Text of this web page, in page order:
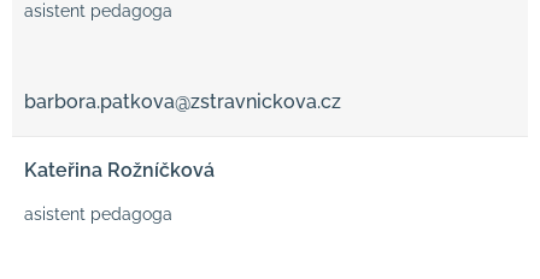
asistent pedagoga
barbora.patkova@zstravnickova.cz
Kateřina Rožníčková
asistent pedagoga